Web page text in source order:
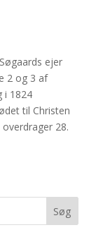
ejer
2 og 3 af
i 1824
til Christen
28.
Søg